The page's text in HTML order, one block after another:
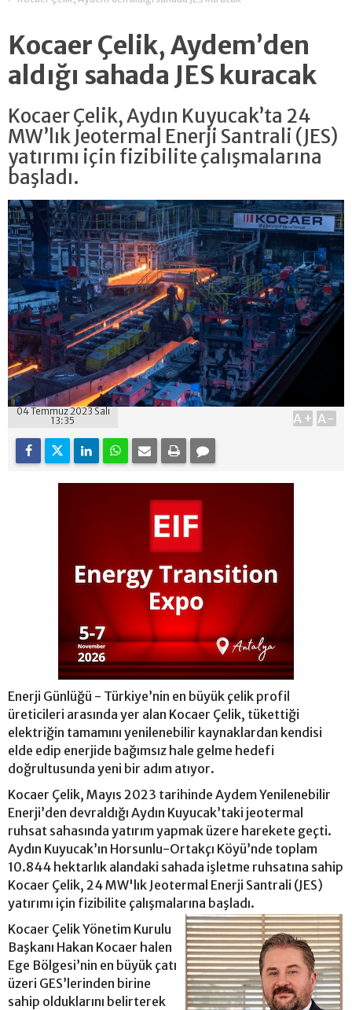
Kocaer Çelik, Aydem’den
aldığı sahada JES kuracak
Kocaer Çelik, Aydın Kuyucak’ta 24
MW’lık Jeotermal Enerji Santrali (JES)
yatırımı için fizibilite çalışmalarına
başladı.
04 Temmuz 2023 Salı
13:35
A+ A-
Enerji Günlüğü - Türkiye’nin en büyük çelik profil
üreticileri arasında yer alan Kocaer Çelik, tükettiği
elektriğin tamamını yenilenebilir kaynaklardan kendisi
elde edip enerjide bağımsız hale gelme hedefi
doğrultusunda yeni bir adım atıyor.
Kocaer Çelik, Mayıs 2023 tarihinde Aydem Yenilenebilir
Enerji’den devraldığı Aydın Kuyucak’taki jeotermal
ruhsat sahasında yatırım yapmak üzere harekete geçti.
Aydın Kuyucak’ın Horsunlu-Ortakçı Köyü’nde toplam
10.844 hektarlık alandaki sahada işletme ruhsatına sahip
Kocaer Çelik, 24 MW'lık Jeotermal Enerji Santrali (JES)
yatırımı için fizibilite çalışmalarına başladı.
Kocaer Çelik Yönetim Kurulu
Başkanı Hakan Kocaer halen
Ege Bölgesi’nin en büyük çatı
üzeri GES’lerinden birine
sahip olduklarını belirterek